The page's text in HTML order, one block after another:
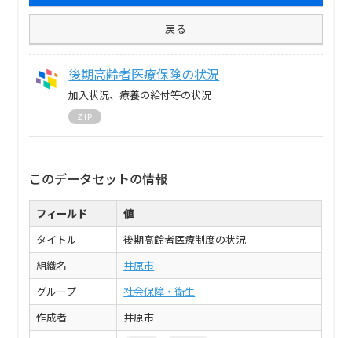
戻る
後期高齢者医療保険の状況
加入状況、療養の給付等の状況
ZIP
このデータセットの情報
フィールド
値
タイトル
後期高齢者医療制度の状況
組織名
井原市
グループ
社会保障・衛生
作成者
井原市